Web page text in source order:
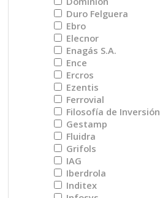
Duro Felguera
Ebro
Elecnor
Enagás S.A.
Ence
Ercros
Ezentis
Ferrovial
Filosofía de Inversión
Gestamp
Fluidra
Grifols
IAG
Iberdrola
Inditex